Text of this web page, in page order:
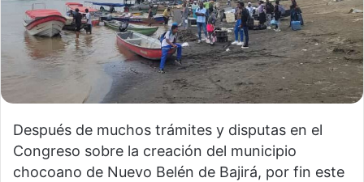
Después de muchos trámites y disputas en el
Congreso sobre la creación del municipio
chocoano de Nuevo Belén de Bajirá, por fin este